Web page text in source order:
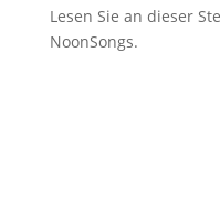
Lesen Sie an dieser
NoonSongs.